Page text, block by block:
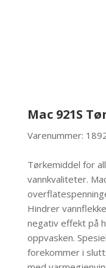
Mac 921S
Varenummer:
Tørkemiddel for
vannkvaliteter.
Hindrer
negativ effekt på
oppvasken.
forekommer i